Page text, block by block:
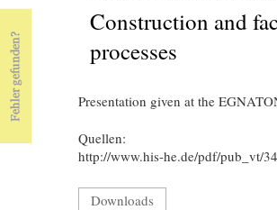
Construction and
processes
Presentation given at the
Quellen:
http://www.his-he.de/pdf/pub_vt/
Downloads